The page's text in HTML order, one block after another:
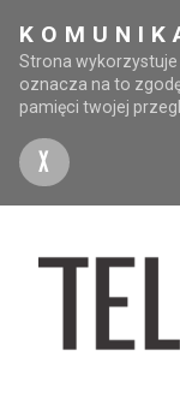
Strona
oznacza na to
pamięci twojej
X